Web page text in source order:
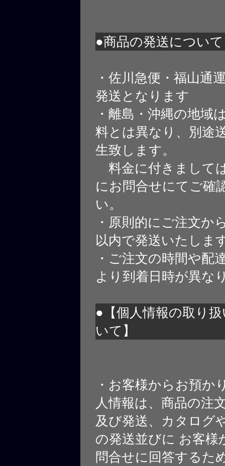
●商品の発送について
・佐川急便・福山通
発送となります
・離島・沖縄の地域
料とは異なり、別途
生致します。
料金に付きまして
にお問合せにてご確
い。
・原則的にご注文か
以内で発送いたしま
・ご注文の時間や配
より到着日時が異な
●【個人情報の取り
いて】
・お客様からお預か
人情報は、商品の注
及び発送、カタログ
の発送並びに お客様
問合せに回答するた